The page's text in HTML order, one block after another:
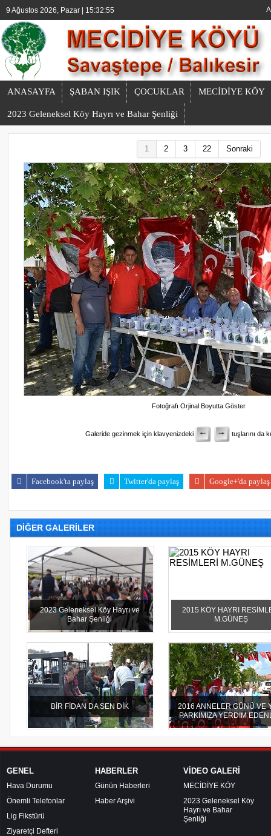
9 Ağustos 2026, Pazar | 15:32:55
ANASAYFA ŞABAN IŞIK ÇOCUKLAR MECİDİYE KÖY
2023 Geleneksel Köy Hayrı ve Bahar Şenliği
1 2 3 22 Sonraki
Fotoğrafı Orjinal Boyutta Göster
Galeride gezinmek için klavyenizdeki tuşlarını da
Facebook'ta paylaş Twitter'da paylaş
Google+'da paylaş
DİĞER GALERİLER
2023 Geleneksel Köy Hayrı ve
Bahar Şenliği
2015 KÖY HAYRI
M.GÜNEŞ
BİR FİDAN DA SEN DİK
2016 ANNELER GÜNÜ VE
PARKIMIZA YERDIM
GENEL
Hava Durumu
Önemli Telefonlar
Lig Fikstürü
Ziyaretçi Defteri
HABERLER
Günün Haberleri
Haber Arşivi
VİDEO GALERİ
MECİDİYE KÖY
2023 Geleneksel Köy
Hayrı ve Bahar
Şenliği